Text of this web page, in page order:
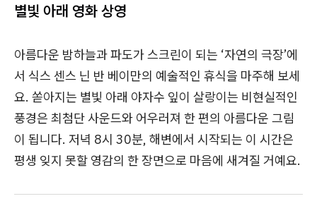
별빛 아래 영화 상영
아름다운 밤하늘과 파도가 스크린이 되는 ‘자연의 극장’에
서 식스 센스 닌 반 베이만의 예술적인 휴식을 마주해 보세
요. 쏟아지는 별빛 아래 야자수 잎이 살랑이는 비현실적인
풍경은 최첨단 사운드와 어우러져 한 편의 아름다운 그림
이 됩니다. 저녁 8시 30분, 해변에서 시작되는 이 시간은
평생 잊지 못할 영감의 한 장면으로 마음에 새겨질 거예요.